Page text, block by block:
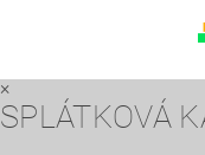
×
SPLÁTKOVÁ